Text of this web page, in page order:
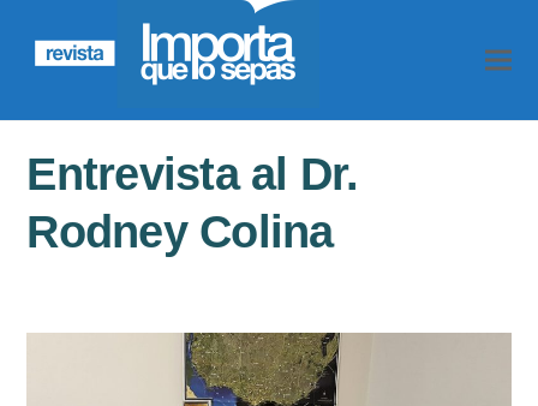
Entrevista al Dr.
Rodney Colina